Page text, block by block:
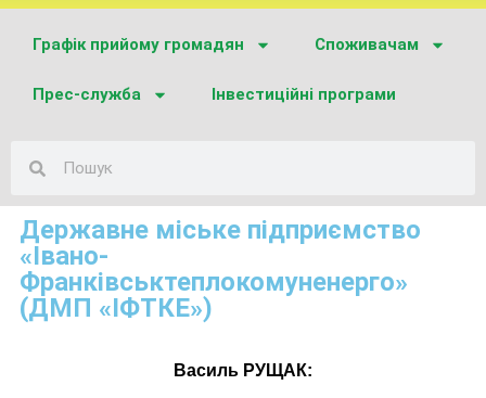
Графік прийому громадян Споживачам
Прес-служба Інвестиційні програми
Державне міське підприємство
«Івано-
Франківськтеплокомуненерго»
(ДМП «ІФТКЕ»)
Василь РУЩАК: